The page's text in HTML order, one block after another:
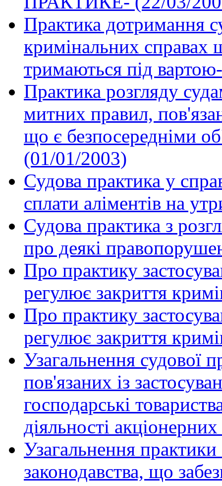
Практика дотримання
кримінальних справах
тримаються під
Практика розгляду
митних правил,
що є безпосередніми
(01/01/2003)
Судова практика у
сплати аліментів на
Судова практика з
про деякі
Про практику
регулює закриття
Про практику
регулює закриття
Узагальнення судової
пов'язаних із
господарські
діяльності
Узагальнення
законодавства, що